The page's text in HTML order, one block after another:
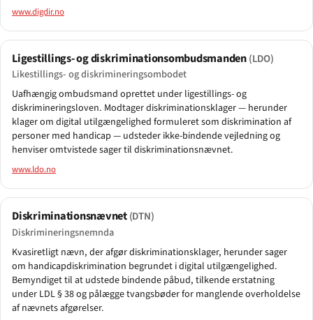
www.digdir.no
Ligestillings- og diskriminationsombudsmanden(LDO)
Likestillings- og diskrimineringsombodet
Uafhængig ombudsmand oprettet under ligestillings- og
diskrimineringsloven. Modtager diskriminationsklager — herunder
klager om digital utilgængelighed formuleret som diskrimination af
personer med handicap — udsteder ikke-bindende vejledning og
henviser omtvistede sager til diskriminationsnævnet.
www.ldo.no
Diskriminationsnævnet(DTN)
Diskrimineringsnemnda
Kvasiretligt nævn, der afgør diskriminationsklager, herunder sager
om handicapdiskrimination begrundet i digital utilgængelighed.
Bemyndiget til at udstede bindende påbud, tilkende erstatning
under LDL § 38 og pålægge tvangsbøder for manglende overholdelse
af nævnets afgørelser.